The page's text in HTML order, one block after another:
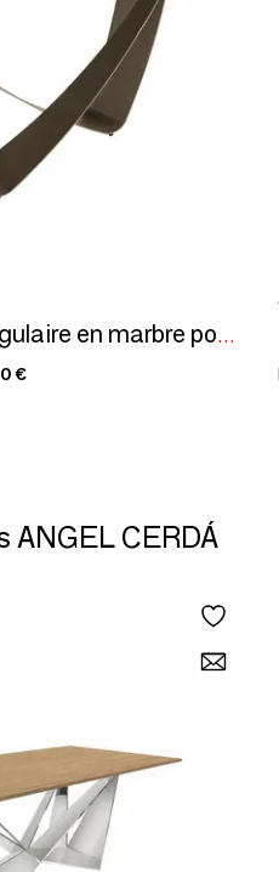
Table console rectangulaire en marbre porcelaine et acier métallique t
€
ANGEL CERDÁ